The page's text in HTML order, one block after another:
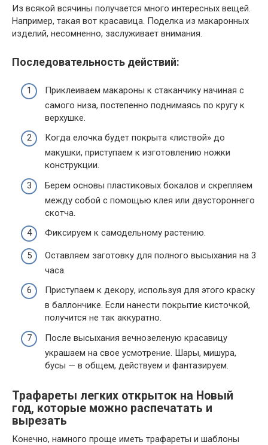
Из всякой всячины получается много интересных вещей.
Например, такая вот красавица. Поделка из макаронных
изделий, несомненно, заслуживает внимания.
Последовательность действий:
Приклеиваем макароны к стаканчику начиная с
самого низа, постепенно поднимаясь по кругу к
верхушке.
Когда елочка будет покрыта «листвой» до
макушки, приступаем к изготовлению ножки
конструкции.
Берем основы пластиковых бокалов и скрепляем
между собой с помощью клея или двустороннего
скотча.
Фиксируем к самодельному растению.
Оставляем заготовку для полного высыхания на 3
часа.
Приступаем к декору, используя для этого краску
в баллончике. Если нанести покрытие кисточкой,
получится не так аккуратно.
После высыхания вечнозеленую красавицу
украшаем на свое усмотрение. Шары, мишура,
бусы — в общем, действуем и фантазируем.
Трафареты легких открыток на Новый
год, которые можно распечатать и
вырезать
Конечно, намного проще иметь трафареты и шаблоны